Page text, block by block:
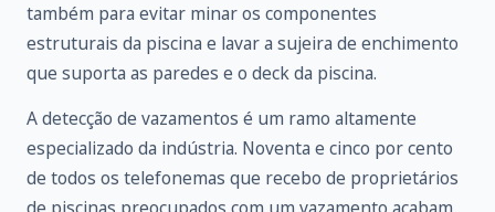
também para evitar minar os componentes
estruturais da piscina e lavar a sujeira de enchimento
que suporta as paredes e o deck da piscina.
A detecção de vazamentos é um ramo altamente
especializado da indústria. Noventa e cinco por cento
de todos os telefonemas que recebo de proprietários